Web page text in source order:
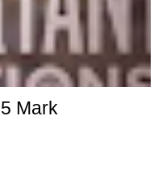
Mark